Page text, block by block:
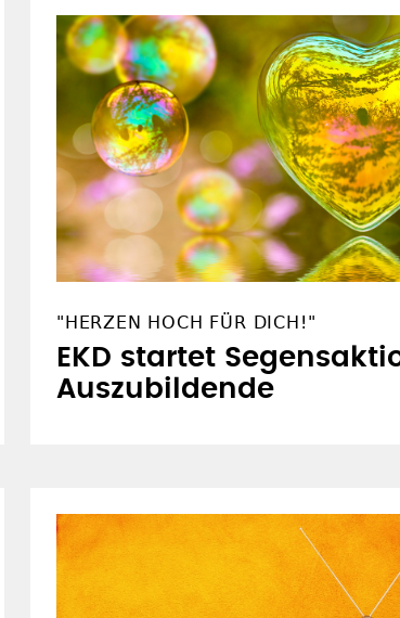
"HERZEN HOCH FÜR DICH!"
EKD startet
Auszubildende